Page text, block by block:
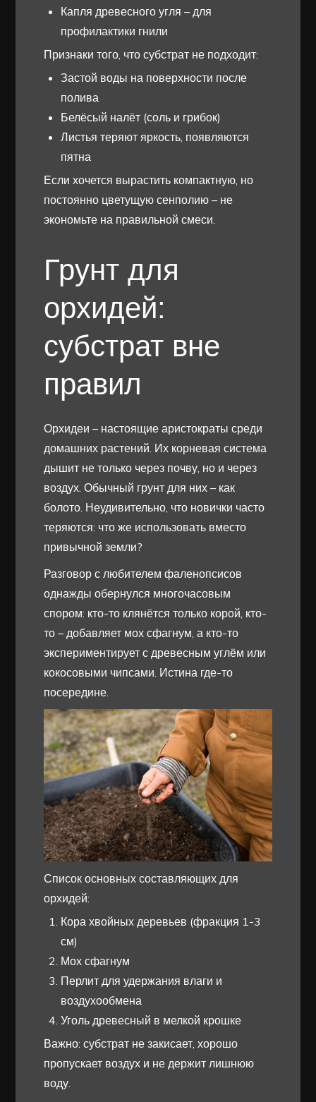
Капля древесного угля – для
профилактики гнили
Признаки того, что субстрат не подходит:
Застой воды на поверхности после
полива
Белёсый налёт (соль и грибок)
Листья теряют яркость, появляются
пятна
Если хочется вырастить компактную, но
постоянно цветущую сенполию – не
экономьте на правильной смеси.
Грунт для
орхидей:
субстрат вне
правил
Орхидеи – настоящие аристократы среди
домашних растений. Их корневая система
дышит не только через почву, но и через
воздух. Обычный грунт для них – как
болото. Неудивительно, что новички часто
теряются: что же использовать вместо
привычной земли?
Разговор с любителем фаленопсисов
однажды обернулся многочасовым
спором: кто-то клянётся только корой, кто-
то – добавляет мох сфагнум, а кто-то
экспериментирует с древесным углём или
кокосовыми чипсами. Истина где-то
посередине.
Список основных составляющих для
орхидей:
Кора хвойных деревьев (фракция 1-3
см)
Мох сфагнум
Перлит для удержания влаги и
воздухообмена
Уголь древесный в мелкой крошке
Важно: субстрат не закисает, хорошо
пропускает воздух и не держит лишнюю
воду.